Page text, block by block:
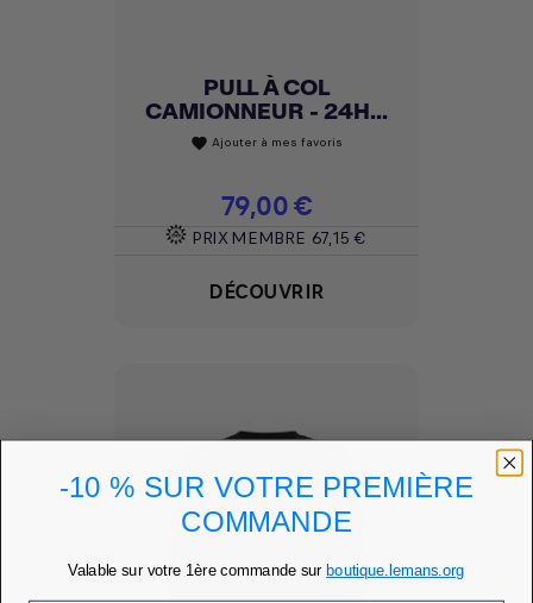
PULL À COL
CAMIONNEUR - 24H...
favorite Ajouter à mes favoris
Prix
79,00 €
PRIX MEMBRE 67,15 €
DÉCOUVRIR
-10 % SUR VOTRE PREMIÈRE
COMMANDE
Valable sur votre 1ère commande sur boutique.lemans.org